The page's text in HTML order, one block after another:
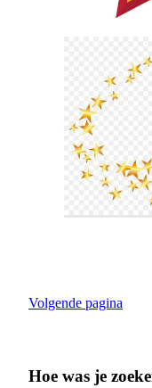
Volgende pagina
Hoe was je